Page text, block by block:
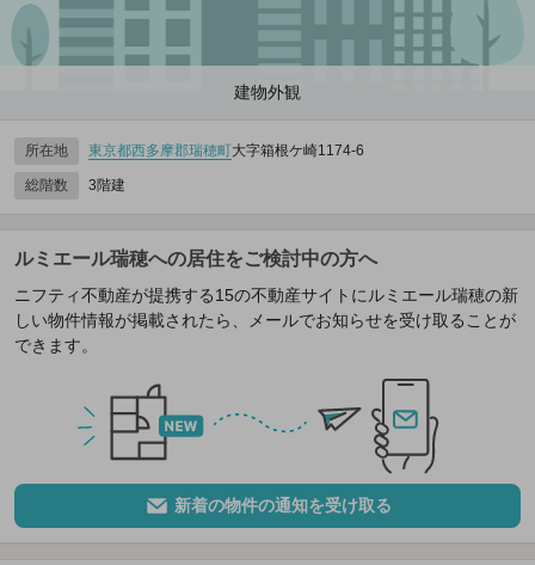
建物外観
所在地 東京都西多摩郡瑞穂町大字箱根ケ崎1174‐6
総階数 3階建
ルミエール瑞穂への居住をご検討中の方へ
ニフティ不動産が提携する15の不動産サイトにルミエール瑞穂の新
しい物件情報が掲載されたら、メールでお知らせを受け取ることが
できます。
新着の物件の通知を受け取る